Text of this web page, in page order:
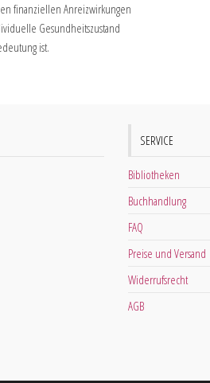
finanziellen Anreizwirkungen
Gesundheitszustand
ist.
SERVICE
Bibliotheken
Buchhandlung
FAQ
Preise und Versand
Widerrufsrecht
AGB